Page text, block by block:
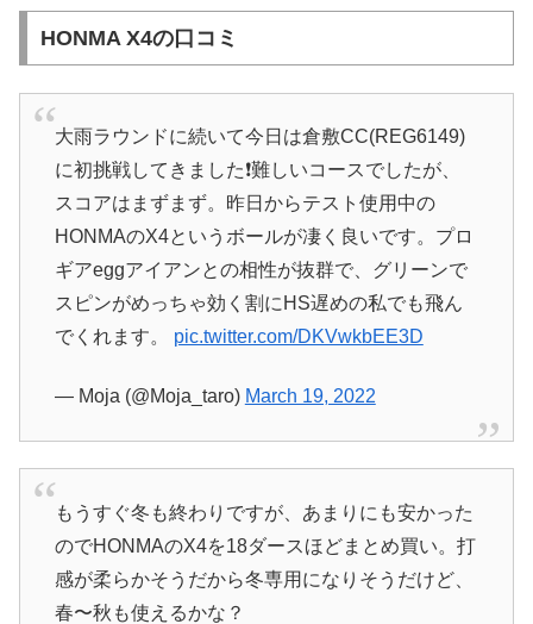
HONMA X4の口コミ
大雨ラウンドに続いて今日は倉敷CC(REG6149)
に初挑戦してきました❗️難しいコースでしたが、
スコアはまずまず。昨日からテスト使用中の
HONMAのX4というボールが凄く良いです。プロ
ギアeggアイアンとの相性が抜群で、グリーンで
スピンがめっちゃ効く割にHS遅めの私でも飛ん
でくれます。 pic.twitter.com/DKVwkbEE3D
— Moja (@Moja_taro) March 19, 2022
もうすぐ冬も終わりですが、あまりにも安かった
のでHONMAのX4を18ダースほどまとめ買い。打
感が柔らかそうだから冬専用になりそうだけど、
春〜秋も使えるかな？